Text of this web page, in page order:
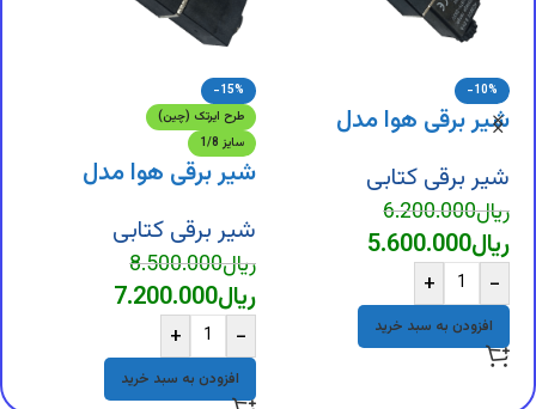
-10%
شیر برقی هوا مدل
شیر برقی کتابی
ریال6.200.000
ریال5.600.000
-
+
افزودن به سبد خرید
-15%
طرح ایرتک (چین)
سایز 1/8
شیر برقی هوا مدل
شیر برقی کتابی
ریال8.500.000
ریال7.200.000
-
+
افزودن به سبد خرید